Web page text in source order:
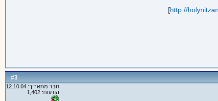
http://
]
#
3
חבר מתאריך: 12.10.04
הודעות: 1,402